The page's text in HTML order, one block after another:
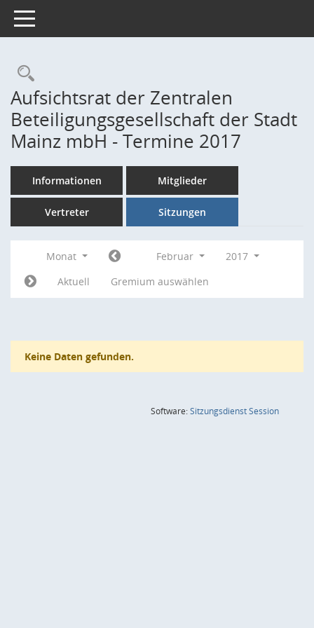
Toggle navigation
Rechercheauswahl
Aufsichtsrat der Zentralen
Beteiligungsgesellschaft der Stadt
Mainz mbH - Termine 2017
Informationen Mitglieder
Vertreter Sitzungen
Monat Februar
2017
Aktuell
Gremium auswählen
Keine Daten gefunden.
Software:SitzungsdienstSession(Wird in